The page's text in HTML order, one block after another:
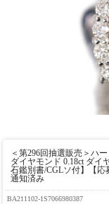
＜第296回抽選販売＞ハ
ダイヤモンド 0.18ct ダイ
石鑑別書/CGLソ付】【応
通知済み
BA211102-1S7066980387